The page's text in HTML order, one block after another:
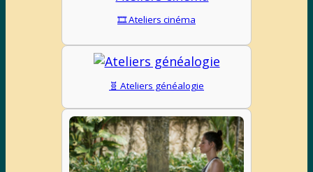
🎞️ Ateliers cinéma
🧬 Ateliers généalogie